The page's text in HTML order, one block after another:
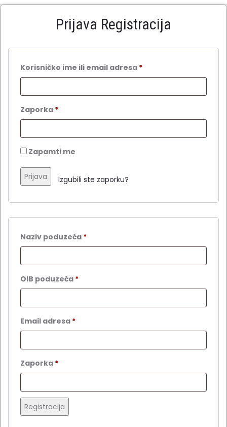
Prijava Registracija
Korisničko ime ili email adresa *Obavezno
Zaporka *Obavezno
Zapamti me
Prijava Izgubili ste zaporku?
Naziv poduzeća *
OIB poduzeća *
Email adresa *Obavezno
Zaporka *Obavezno
Registracija